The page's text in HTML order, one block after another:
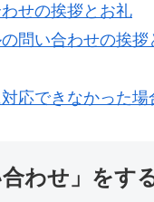
せの挨拶とお礼
の問い合わせの挨拶
応できなかった場
わせ」をす